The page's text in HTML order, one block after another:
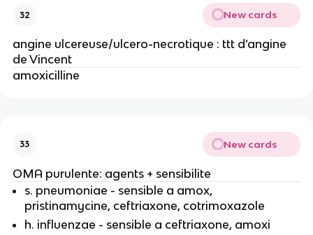
32 New cards
angine ulcereuse/ulcero-necrotique : ttt d’angine
de Vincent
amoxicilline
33 New cards
OMA purulente: agents + sensibilite
s. pneumoniae - sensible a amox,
pristinamycine, ceftriaxone, cotrimoxazole
h. influenzae - sensible a ceftriaxone, amoxi